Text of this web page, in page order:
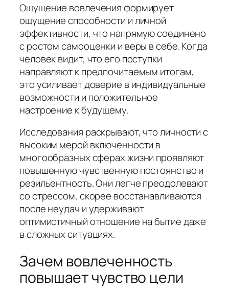
Ощущение вовлечения формирует
ощущение способности и личной
эффективности, что напрямую соединено
с ростом самооценки и веры в себе. Когда
человек видит, что его поступки
направляют к предпочитаемым итогам,
это усиливает доверие в индивидуальные
возможности и положительное
настроение к будущему.
Исследования раскрывают, что личности с
высоким мерой включенности в
многообразных сферах жизни проявляют
повышенную чувственную постоянство и
резильентность. Они легче преодолевают
со стрессом, скорее восстанавливаются
после неудач и удерживают
оптимистичный отношение на бытие даже
в сложных ситуациях.
Зачем вовлеченность
повышает чувство цели